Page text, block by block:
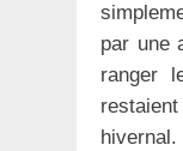
par une
ranger